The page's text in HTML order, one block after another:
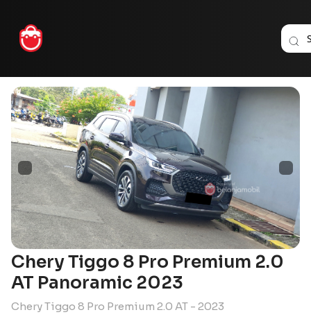
Chery Tiggo 8 Pro Premium 2.0
AT Panoramic 2023
Chery Tiggo 8 Pro Premium 2.0 AT - 2023